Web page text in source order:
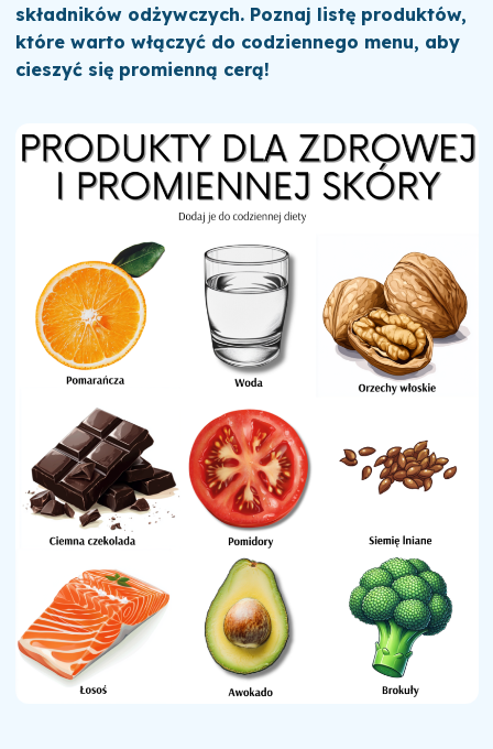
składników odżywczych. Poznaj listę produktów,
które warto włączyć do codziennego menu, aby
cieszyć się promienną cerą!